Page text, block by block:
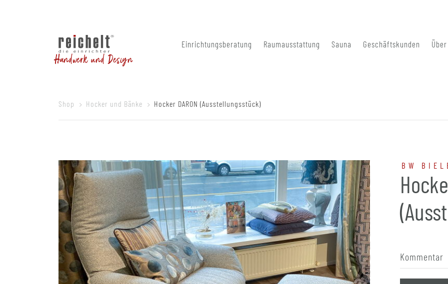
Handwerk und Design
Einrichtungsberatung Raumausstattung Sauna Geschäftskunden
Shop Hocker und Bänke Hocker DARON (Ausstellungsstück)
BW
Kommentar